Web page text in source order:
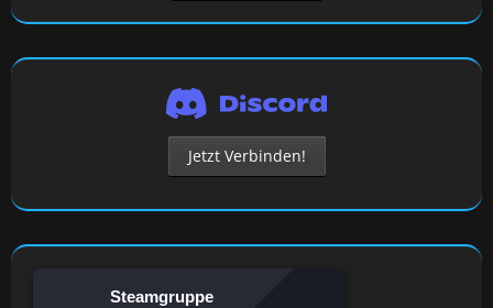
Jetzt Verbinden!
Steamgruppe